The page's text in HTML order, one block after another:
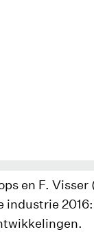
en F. Visser
industrie